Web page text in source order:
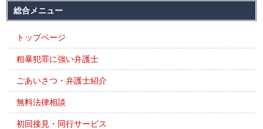
総合メニュー
トップページ
粗暴犯罪に強い弁護士
ごあいさつ・弁護士紹介
無料法律相談
初回接見・同行サービス